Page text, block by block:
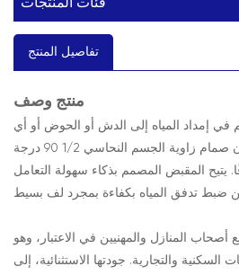
فئات المنتجات
تفاصيل المنتج
منتج وصف
في إمداد المياه إلى الدش أو الحوض أو أي
تركيبات سباكة أخرى، فإن صمام زاوية الجسم النحاسي 1/2 90 درجة
يتيح المقبض المصمم بذكاء سهولة التعامل
المنازل والمهنيين في الاعتبار، وهو
والتجارية. جودتها الاستثنائية، إلى